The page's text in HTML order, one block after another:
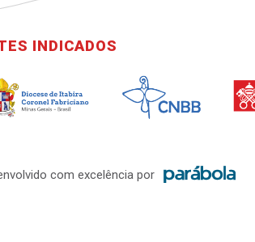
INDICADOS
com excelência por